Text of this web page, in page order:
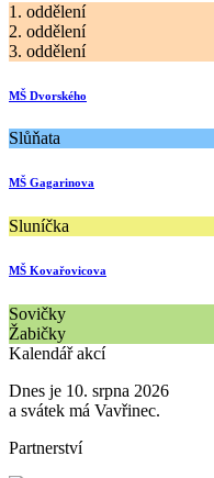
1. oddělení
2. oddělení
3. oddělení
MŠ Dvorského
Slůňata
MŠ Gagarinova
Sluníčka
MŠ Kovařovicova
Sovičky
Žabičky
Kalendář akcí
Dnes je 10. srpna 2026
a svátek má Vavřinec.
Partnerství